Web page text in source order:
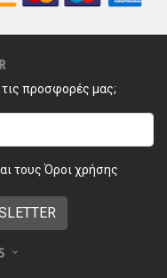
τις προσφορές μας;
τους Όροι χρήσης